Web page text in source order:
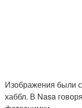
Изображения были
хаббл. В Nasa